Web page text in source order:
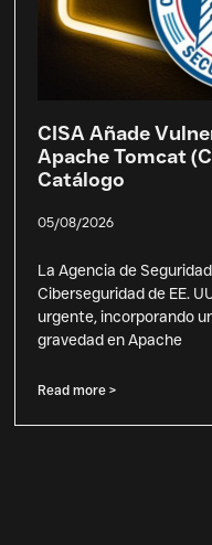
CISA Añade
Apache Tomcat
Catálogo
05/08/2026
La Agencia de
Ciberseguridad de EE.
urgente, incorporando
gravedad en Apache
Read more >